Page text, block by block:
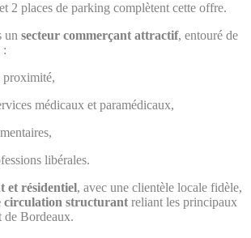
2 places de parking complètent cette offre.
un secteur commerçant attractif, entouré de
:
proximité,
médicaux et paramédicaux,
libérales.
et résidentiel, avec une clientèle locale fidèle,
circulation structurant reliant les principaux
de Bordeaux.